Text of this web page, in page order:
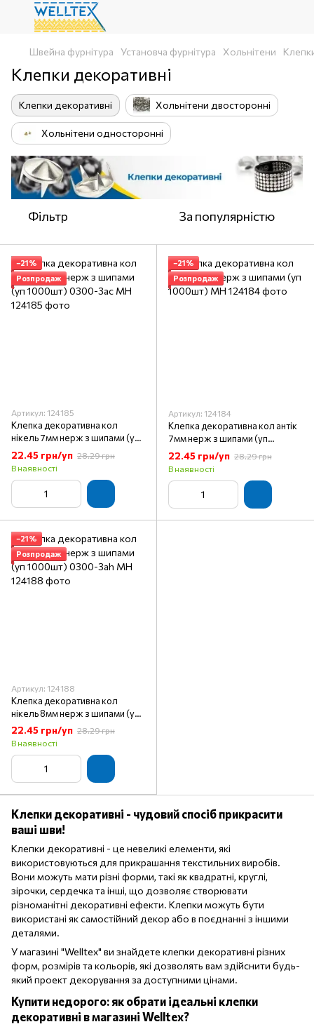
Швейна фурнітура Установча фурнітура Хольнітени
Клепки декоративні
Клепки декоративні Хольнітени двосторонні
Хольнітени односторонні
Фільтр За популярністю
−21%
Розпродаж
Артикул: 124185
Клепка декоративна кол
нікель 7мм нерж з шипами (уп
1000шт) 0300-3ac MH
22.45 грн/уп 28.29 грн
В наявності
−21%
Розпродаж
Артикул: 124184
Клепка декоративна кол антік
7мм нерж з шипами (уп
1000шт) MH
22.45 грн/уп 28.29 грн
В наявності
−21%
Розпродаж
Артикул: 124188
Клепка декоративна кол
нікель 8мм нерж з шипами (уп
1000шт) 0300-3ah MH
22.45 грн/уп 28.29 грн
В наявності
Клепки декоративні - чудовий спосіб прикрасити
ваші шви!
Клепки декоративні - це невеликі елементи, які
використовуються для прикрашання текстильних виробів.
Вони можуть мати різні форми, такі як квадратні, круглі,
зірочки, сердечка та інші, що дозволяє створювати
різноманітні декоративні ефекти. Клепки можуть бути
використані як самостійний декор або в поєднанні з іншими
деталями.
У магазині "Welltex" ви знайдете клепки декоративні різних
форм, розмірів та кольорів, які дозволять вам здійснити будь-
який проект декорування за доступними цінами.
Купити недорого: як обрати ідеальні клепки
декоративні в магазині Welltex?